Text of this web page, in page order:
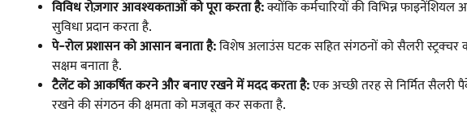
विविध रोज़गार आवश्यकताओं को पूरा करता है:क्योंकि कर्मचारियों की विभिन्न
सुविधा प्रदान करता है.
पे-रोल प्रशासन को आसान बनाता है:विशेष अलाउंस घटक सहित संगठनों को सैलरी स्ट्रक्चर
सक्षम बनाता है.
टैलेंट को आकर्षित करने और बनाए रखने में मदद करता है:एक अच्छी तरह से निर्मित
रखने की संगठन की क्षमता को मजबूत कर सकता है.